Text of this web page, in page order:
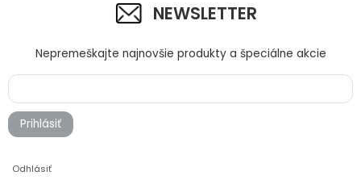
NEWSLETTER
Nepremeškajte najnovšie produkty a špeciálne akcie
Prihlásiť
Odhlásiť